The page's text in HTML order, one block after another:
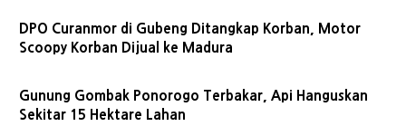
DPO Curanmor di Gubeng Ditangkap Korban, Motor
Scoopy Korban Dijual ke Madura
Gunung Gombak Ponorogo Terbakar, Api Hanguskan
Sekitar 15 Hektare Lahan